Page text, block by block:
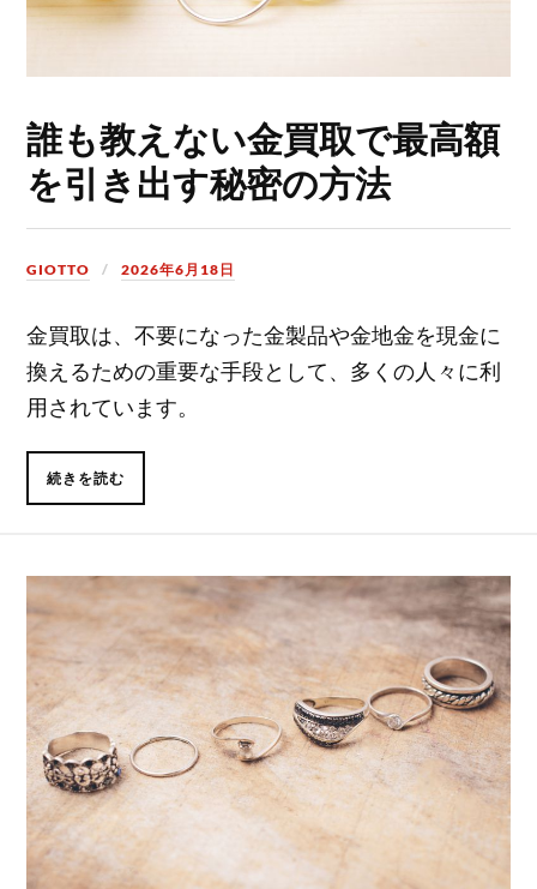
誰も教えない金買取で最高額
を引き出す秘密の方法
GIOTTO 2026年6月18日
金買取は、不要になった金製品や金地金を現金に
換えるための重要な手段として、多くの人々に利
用されています。
続きを読む